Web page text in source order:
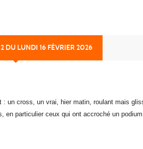
DU LUNDI 16 FÉVRIER 2026
cross, un vrai, hier matin, roulant mais
particulier ceux qui ont accroché un